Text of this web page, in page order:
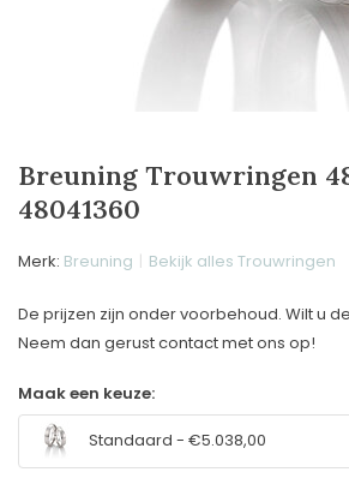
Breuning Trouwringen
48041360
Merk: Breuning Bekijk alles Trouwringen
De prijzen zijn onder voorbehoud. Wilt u
Neem dan gerust contact met ons op!
Maak een keuze:
Standaard - €5.038,00